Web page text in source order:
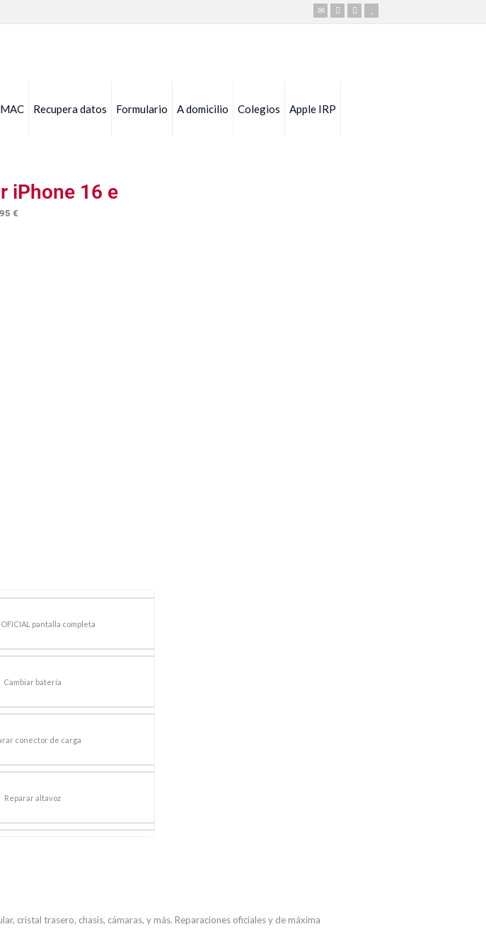
Recupera datos Formulario A domicilio Colegios Apple IRP
iPhone 16 e
€
pantalla completa
Cambiar batería
conector de carga
Reparar altavoz
cristal trasero, chasis, cámaras, y más. Reparaciones oficiales y de máxima